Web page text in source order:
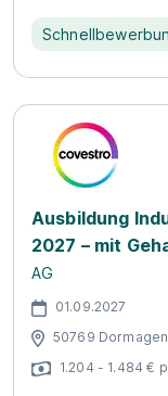
Ausbildung
2027 – mit
AG
01.09.2027
50769 Dormagen
1.204 - 1.484 €